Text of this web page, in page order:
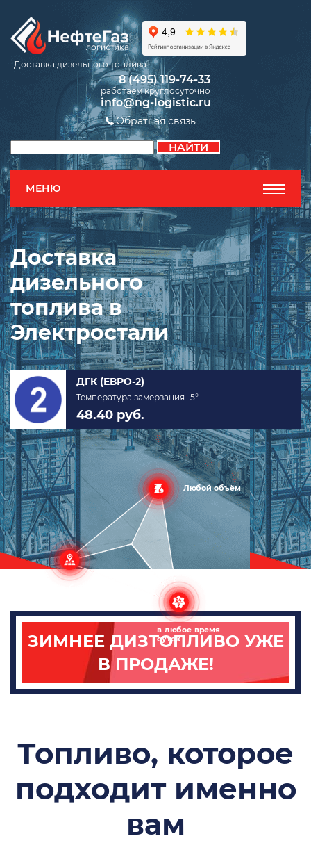
Доставка дизельного топлива
8 (495) 119-74-33
работаем круглосуточно
info@ng-logistic.ru
Обратная связь
МЕНЮ
Доставка
дизельного
топлива в
Электростали
Арктическое (ЕВРО-5)
Температура замерзания -40°
по запросу руб.
Любой объём
в любое время
суток
ЗИМНЕЕ ДИЗТОПЛИВО УЖЕ
В ПРОДАЖЕ!
Топливо, которое
подходит именно
вам